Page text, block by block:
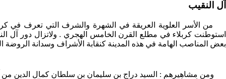
آل النقيب
من الأسر العلوية العريقة في الشهرة والشرف التي تعرف في
استوطنت كربلاء في مطلع القرن الخامس الهجري . ولاتزال دور آل
بعض المناصب الهامة في هذه المدينة كنقابة الأشراف وسدانة
ومن مشاهيرهم : السيد دراج بن سليمان بن سلطان كمال الدين من آل